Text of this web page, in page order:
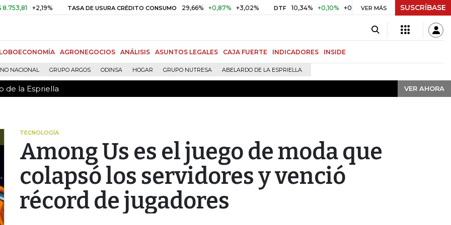
+2,19% TASA DE USURA CRÉDITO CONSUMO 29,66% +0,87% +3,02% DTF 10,34% +0,10% +0,98% UVR $ 416,91 +$ 0,05 +0,01%
VER MÁS SUSCRÍBASE
AGRONEGOCIOS ANÁLISIS ASUNTOS LEGALES CAJA FUERTE INDICADORES INSIDE
NACIONAL GRUPO ARGOS ODINSA HOGAR GRUPO NUTRESA ABELARDO DE LA ESPRIELLA
de la Espriella VER AHORA
la Espriella VER AHORA
TECNOLOGÍA
Among Us es el juego de moda que
colapsó los servidores y venció
récord de jugadores